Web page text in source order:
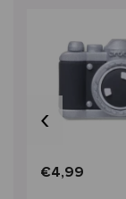
€4,99
‹